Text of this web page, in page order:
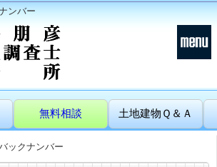
ンバー
無料相談 土地建物Ｑ＆Ａ
ックナンバー